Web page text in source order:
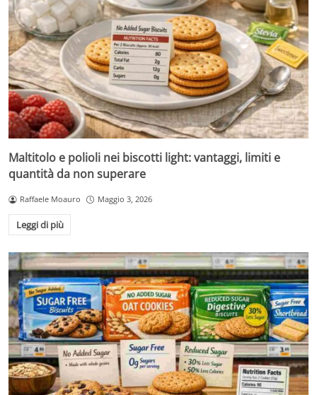
Maltitolo e polioli nei biscotti light: vantaggi, limiti e
quantità da non superare
Raffaele Moauro Maggio 3, 2026
Leggi di più